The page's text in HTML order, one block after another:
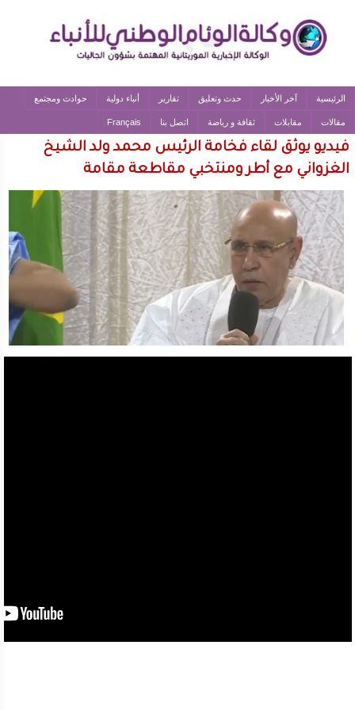
الرئيسية آخر الأخبار حدث وتعليق تقارير أنباء دولية حوادث ومجتمع
مقالات مقابلات ثقافة و رياضة اتصل بنا Français
فيديو يوثق لقاء فخامة الرئيس محمد ولد الشيخ
الغزواني مع أطر ومنتخبي مقاطعة مقامة